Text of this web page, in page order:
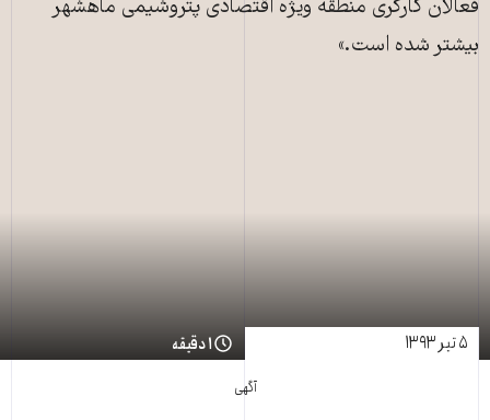
فعالان کارگری منطقه ويژه اقتصادی پتروشيمی ماهشهر
بيشتر شده است.»
۵ تیر ۱۳۹۳ ۱ دقیقه
آگهی